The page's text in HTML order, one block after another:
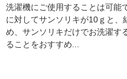
洗濯機にご使用することは可能
に対してサンソリキが10ｇと、
め、サンソリキだけでお洗濯す
ることをおすすめ...